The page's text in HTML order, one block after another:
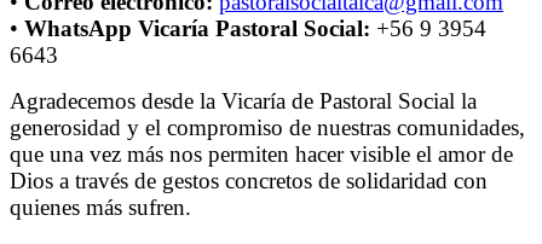
• WhatsApp Vicaría Pastoral Social: +56 9 3954
6643
Agradecemos desde la Vicaría de Pastoral Social la
generosidad y el compromiso de nuestras comunidades,
que una vez más nos permiten hacer visible el amor de
Dios a través de gestos concretos de solidaridad con
quienes más sufren.